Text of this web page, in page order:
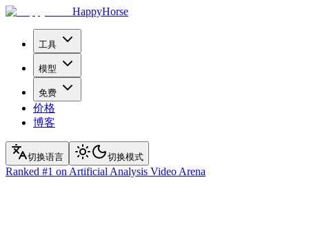
HappyHorse
工具
模型
免费
价格
博客
切换语言 切换模式
Ranked #1 on Artificial Analysis Video Arena